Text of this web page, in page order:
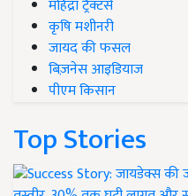
महिंद्रा ट्रैक्टर्स
कृषि मशीनरी
जायद की फसल
बिज़नेस आइडियाज
पीएम किसान
Top Stories